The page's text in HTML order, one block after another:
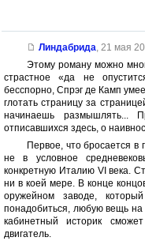
Линдабрида, 21 мая
Этому роману можно
страстное «да не
бесспорно, Спрэг де Камп
глотать страницу за
начинаешь размышлять...
отписавшихся здесь, о
Первое, что бросается
не в условное
конкретную Италию VI века.
ни в коей мере. В конце
оружейном заводе,
понадобиться, любую вещь на
кабинетный историк
двигатель.